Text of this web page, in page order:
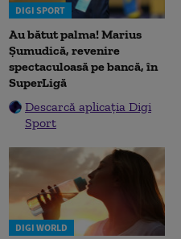
DIGI SPORT
Au bătut palma! Marius
Șumudică, revenire
spectaculoasă pe bancă, în
SuperLigă
Descarcă aplicația Digi
Sport
DIGI WORLD